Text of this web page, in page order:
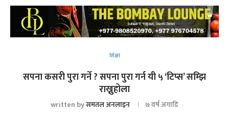
शिक्षा
सपना कसरी पुरा गर्ने ? सपना पुरा गर्न यी ५ ‘टिप्स’ सम्झि
राख्नुहोला
written byसमतल अनलाइन ७ वर्ष अगाडि